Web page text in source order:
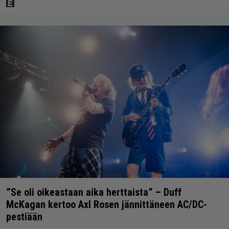
”Se oli oikeastaan aika herttaista” – Duff
McKagan kertoo Axl Rosen jännittäneen AC/DC-
pestiään